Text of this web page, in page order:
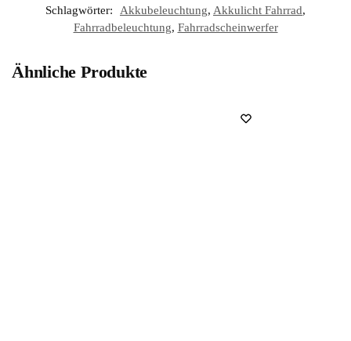
Schlagwörter:
Akkubeleuchtung, Akkulicht Fahrrad,
Fahrradbeleuchtung, Fahrradscheinwerfer
Ähnliche Produkte